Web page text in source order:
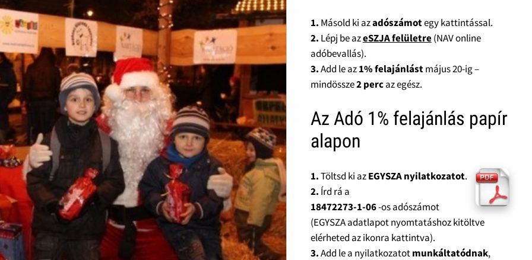
1. Másold ki azadószámotegy kattintással.
2. Lépj be azeSZJA felületre(NAV online
adóbevallás).
3.Add le az1% felajánlástmájus 20-ig –
mindössze2 percaz egész.
Az Adó 1% felajánlás papír
alapon
1.Töltsd ki azEGYSZA nyilatkozatot.
2. Írd rá a
18472273-1-06-os adószámot
(EGYSZA adatlapot nyomtatáshoz kitöltve
elérheted az ikonra kattintva).
3.Add le a nyilatkozatotmunkáltatódnak,